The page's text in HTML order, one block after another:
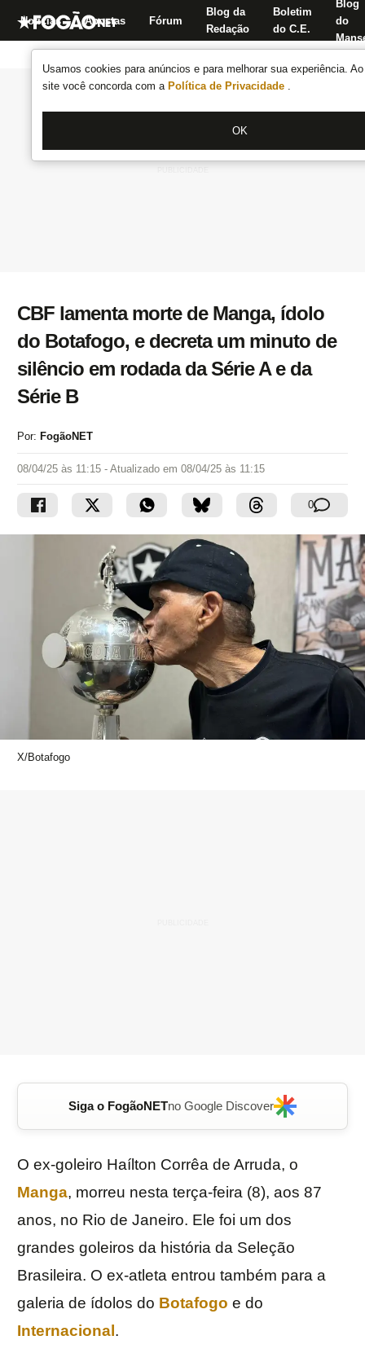
Usamos cookies para anúncios e para melhorar sua experiência.
site você concorda com a Política de Privacidade .
OK
Notícias Apostas Fórum
Blog da
Redação
Boletim
do C.E.
Blog
do
CBF lamenta morte de Manga, ídolo
do Botafogo, e decreta um minuto de
silêncio em rodada da Série A e da
Série B
Por: FogãoNET
08/04/25 às 11:15 - Atualizado em 08/04/25 às 11:15
0
X/Botafogo
Siga o FogãoNETno Google Discover
O ex-goleiro Haílton Corrêa de Arruda, o
Manga, morreu nesta terça-feira (8), aos 87
anos, no Rio de Janeiro. Ele foi um dos
grandes goleiros da história da Seleção
Brasileira. O ex-atleta entrou também para a
galeria de ídolos do Botafogo e do
Internacional .